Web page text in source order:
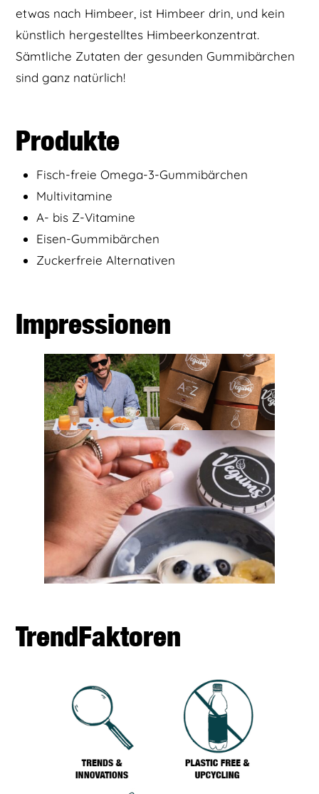
etwas nach Himbeer, ist Himbeer drin, und kein
künstlich hergestelltes Himbeerkonzentrat.
Sämtliche Zutaten der gesunden Gummibärchen
sind ganz natürlich!
Produkte
Fisch-freie Omega-3-Gummibärchen
Multivitamine
A- bis Z-Vitamine
Eisen-Gummibärchen
Zuckerfreie Alternativen
Impressionen
TrendFaktoren